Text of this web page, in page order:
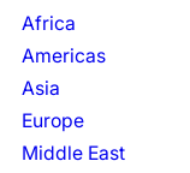
Africa
Americas
Asia
Europe
Middle East